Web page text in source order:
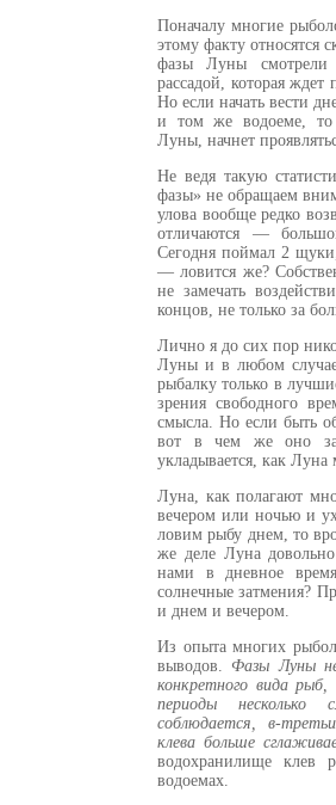
Поначалу многие
этому факту относятся
фазы Луны смотрели
рассадой, которая
Но если начать вести
и том же водоеме, то
Луны, начнет
Не ведя такую
фазы» не обращаем
улова вообще редко
отличаются —
Сегодня поймал 2
— ловится же?
не замечать
концов, не только за
Лично я до сих пор
Луны и в любом случае
рыбалку только в
зрения свободного
смысла. Но если быть
вот в чем же оно
укладывается, как
Луна, как полагают
вечером или ночью и
ловим рыбу днем, то
же деле Луна
нами в дневное
солнечные затмения?
и днем и вечером.
Из опыта многих
выводов. Фазы Луны
конкретного вида
периоды
соблюдается, в-
клева больше
водохранилище клев
водоемах.